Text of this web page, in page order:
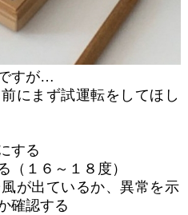
すが…
にまず試運転をしてほし
する
１６～１８度）
が出ているか、異常を示
確認する